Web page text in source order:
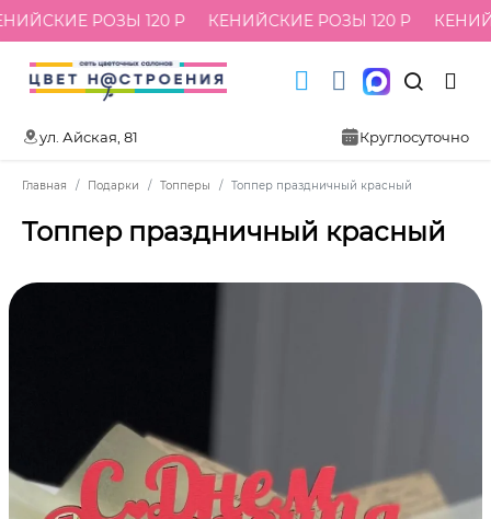
РОЗЫ 120 Р КЕНИЙСКИЕ РОЗЫ 120 Р
ул. Айская, 81 Круглосуточно
Главная Подарки Топперы Топпер праздничный красный
Топпер праздничный красный